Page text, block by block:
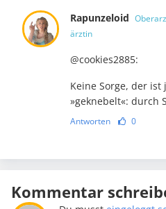
Rapunzeloid
ärztin
@cookies2885:
Keine Sorge, der
»geknebelt«: durch
Antworten 0
Kommentar